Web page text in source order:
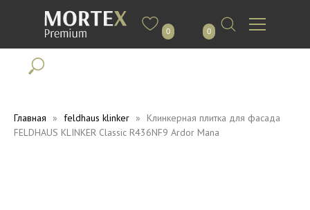
0 0
Главная feldhaus klinker
Клинкерная плитка для фасада
FELDHAUS KLINKER Classic R436NF9 Ardor Mana